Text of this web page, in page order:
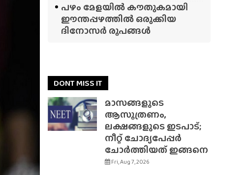
പഴം മേളയിൽ കൗതുകമായി
ഈന്തപ്പഴത്തിൽ ഒരുക്കിയ
ദിനോസർ രൂപങ്ങൾ
DONT MISS IT
മാസങ്ങളുടെ
ആസൂത്രണം,
ലക്ഷങ്ങളുടെ ഇടപാട്;
നീറ്റ് ചോദ്യപേപ്പർ
ചോർത്തിയത് ഇങ്ങനെ
Fri, Aug 7, 2026